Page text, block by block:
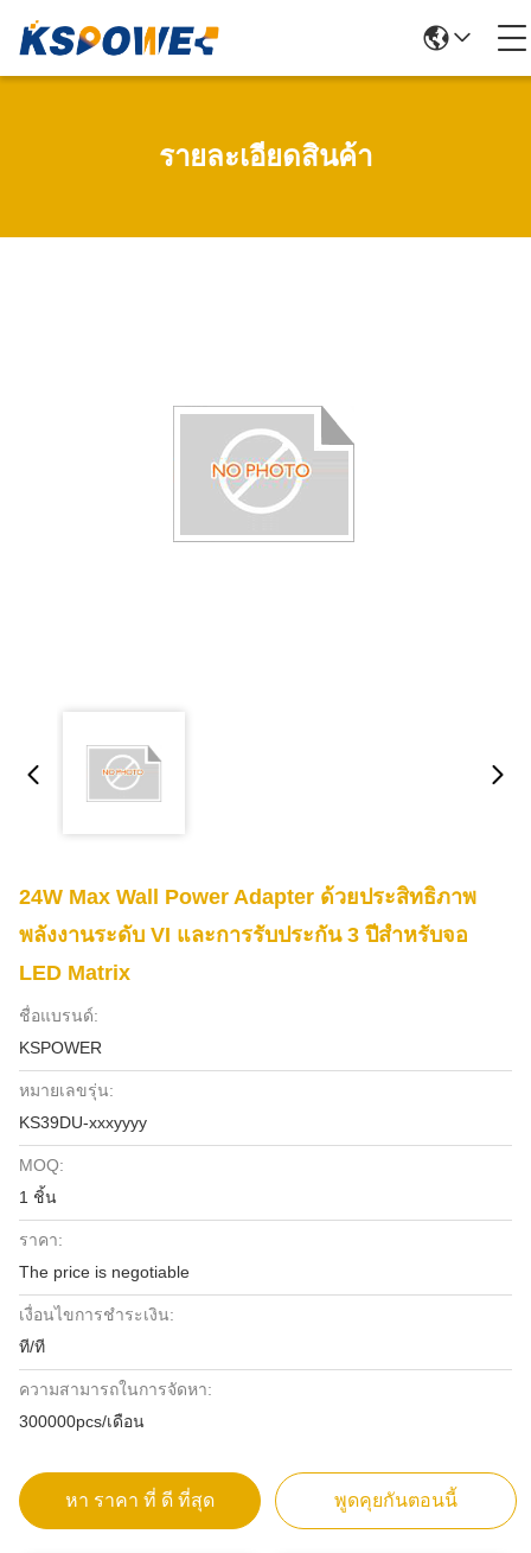
รายละเอียดสินค้า
24W Max Wall Power Adapter ด้วยประสิทธิภาพ
พลังงานระดับ VI และการรับประกัน 3 ปีสําหรับจอ
LED Matrix
ชื่อแบรนด์:
KSPOWER
หมายเลขรุ่น:
KS39DU-xxxyyyy
MOQ:
1 ชิ้น
ราคา:
The price is negotiable
เงื่อนไขการชำระเงิน:
ที/ที
ความสามารถในการจัดหา:
300000pcs/เดือน
หา ราคา ที่ ดี ที่สุด พูดคุยกันตอนนี้